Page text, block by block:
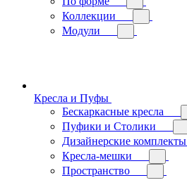
Коллекции
Модули
Кресла и Пуфы
Бескаркасные кресла
Пуфики и Столики
Дизайнерские комплекты
Кресла-мешки
Пространство